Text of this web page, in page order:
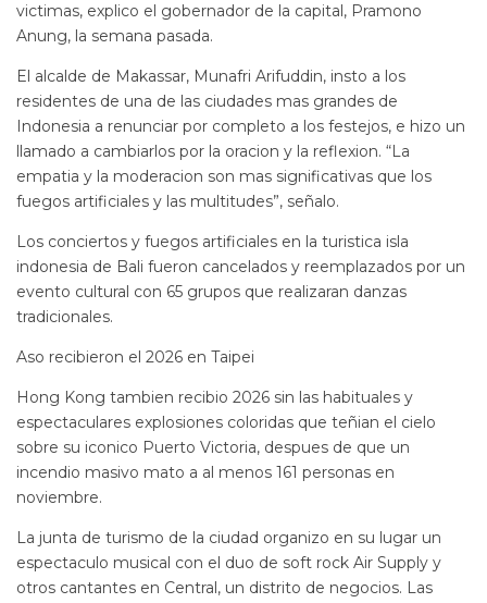
victimas, explico el gobernador de la capital, Pramono
Anung, la semana pasada.
El alcalde de Makassar, Munafri Arifuddin, insto a los
residentes de una de las ciudades mas grandes de
Indonesia a renunciar por completo a los festejos, e hizo un
llamado a cambiarlos por la oracion y la reflexion. “La
empatia y la moderacion son mas significativas que los
fuegos artificiales y las multitudes”, señalo.
Los conciertos y fuegos artificiales en la turistica isla
indonesia de Bali fueron cancelados y reemplazados por un
evento cultural con 65 grupos que realizaran danzas
tradicionales.
Aso recibieron el 2026 en Taipei
Hong Kong tambien recibio 2026 sin las habituales y
espectaculares explosiones coloridas que teñian el cielo
sobre su iconico Puerto Victoria, despues de que un
incendio masivo mato a al menos 161 personas en
noviembre.
La junta de turismo de la ciudad organizo en su lugar un
espectaculo musical con el duo de soft rock Air Supply y
otros cantantes en Central, un distrito de negocios. Las